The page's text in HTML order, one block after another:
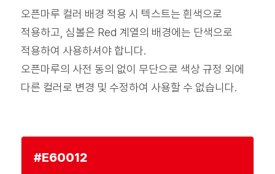
오픈마루 컬러 배경 적용 시 텍스트는 흰색으로
적용하고, 심볼은 Red 계열의 배경에는 단색으로
적용하여 사용하셔야 합니다.
오픈마루의 사전 동의 없이 무단으로 색상 규정 외에
다른 컬러로 변경 및 수정하여 사용할 수 없습니다.
#E60012